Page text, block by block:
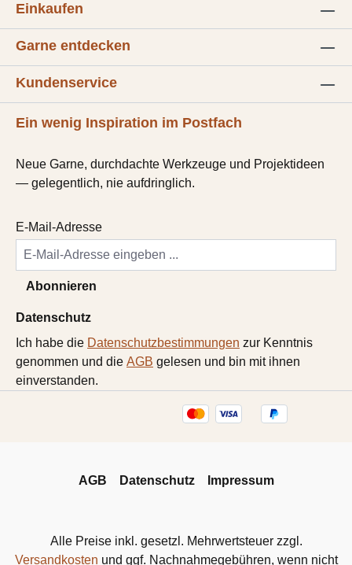
Einkaufen
Garne entdecken
Kundenservice
Ein wenig Inspiration im Postfach
Neue Garne, durchdachte Werkzeuge und Projektideen
— gelegentlich, nie aufdringlich.
E-Mail-Adresse
Abonnieren
Datenschutz
Ich habe die Datenschutzbestimmungen zur Kenntnis
genommen und die AGB gelesen und bin mit ihnen
einverstanden.
AGB Datenschutz Impressum
Alle Preise inkl. gesetzl. Mehrwertsteuer zzgl.
Versandkosten und ggf. Nachnahmegebühren, wenn nicht